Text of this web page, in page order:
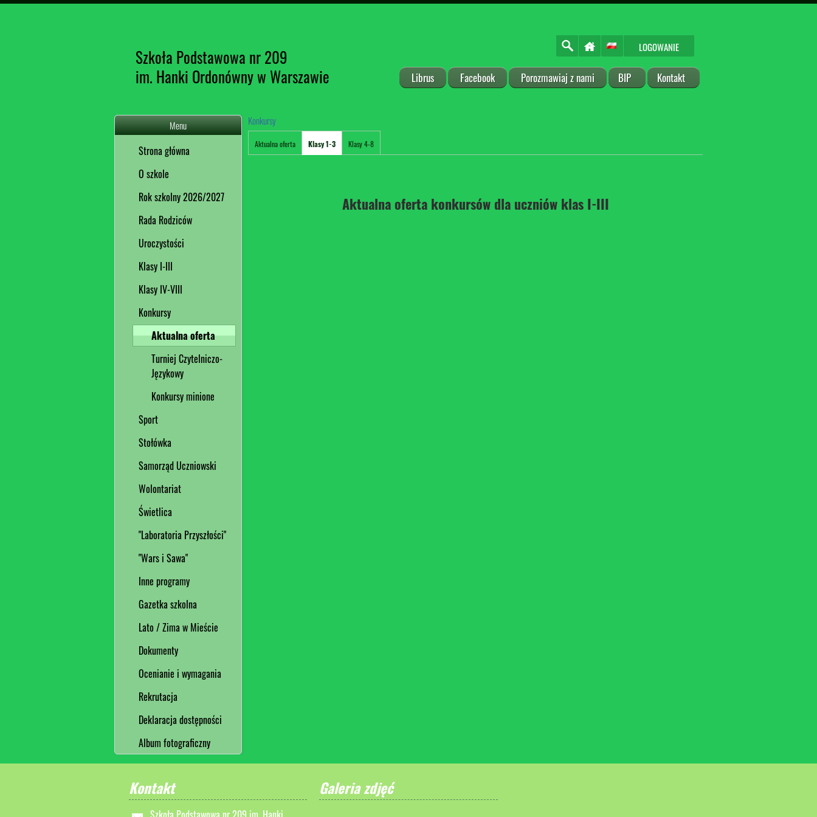
LOGOWANIE
Szkoła Podstawowa nr 209
im. Hanki Ordonówny w Warszawie
Librus Facebook Porozmawiaj z nami BIP Kontakt
Menu
Strona główna
O szkole
Rok szkolny 2026/2027
Rada Rodziców
Uroczystości
Klasy I-III
Klasy IV-VIII
Konkursy
Aktualna oferta
Turniej Czytelniczo-
Językowy
Konkursy minione
Sport
Stołówka
Samorząd Uczniowski
Wolontariat
Świetlica
"Laboratoria Przyszłości"
"Wars i Sawa"
Inne programy
Gazetka szkolna
Lato / Zima w Mieście
Dokumenty
Ocenianie i wymagania
Rekrutacja
Deklaracja dostępności
Album fotograficzny
Konkursy
Aktualna oferta Klasy 1-3 Klasy 4-8
Aktualna oferta konkursów dla uczniów klas I-III
Kontakt Galeria zdjęć